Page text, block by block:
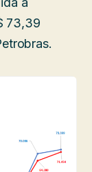
73,39